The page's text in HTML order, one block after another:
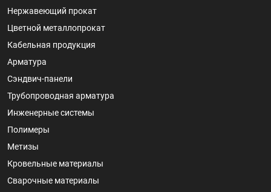
Нержавеющий прокат
Цветной металлопрокат
Кабельная продукция
Арматура
Сэндвич-панели
Трубопроводная арматура
Инженерные системы
Полимеры
Метизы
Кровельные материалы
Сварочные материалы